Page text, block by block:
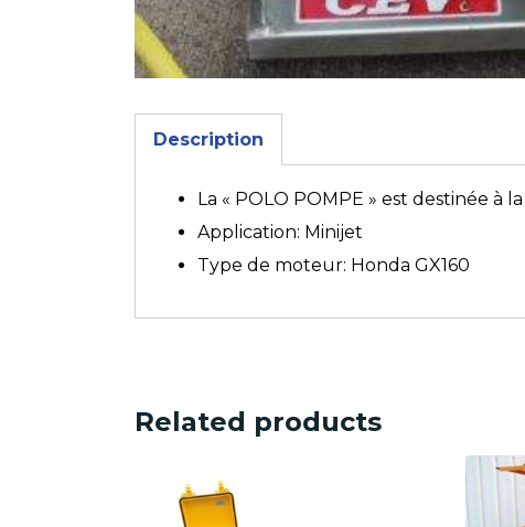
Description
La « POLO POMPE » est destinée à
Application: Minijet
Type de moteur: Honda GX160
Related products